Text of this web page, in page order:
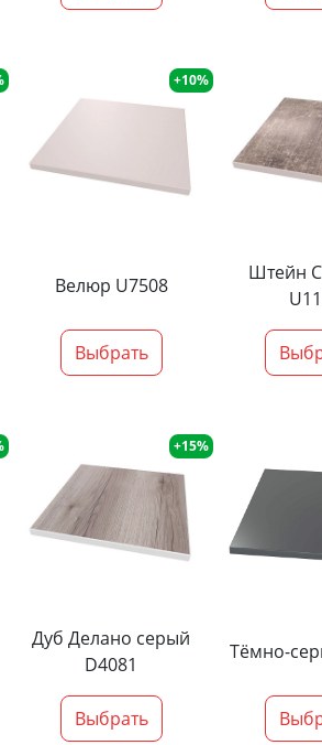
+10%
Велюр U7508
Выбрать
Штейн
+15%
Дуб Делано серый
D4081
Выбрать
Тёмно-